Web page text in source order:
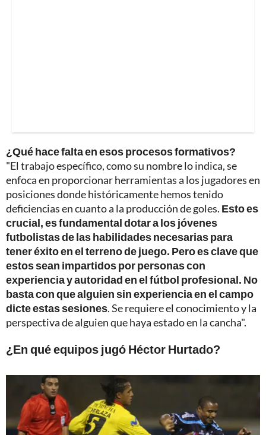
¿Qué hace falta en esos procesos formativos?
"El trabajo específico, como su nombre lo indica, se
enfoca en proporcionar herramientas a los jugadores en
posiciones donde históricamente hemos tenido
deficiencias en cuanto a la producción de goles. Esto es
crucial, es fundamental dotar a los jóvenes
futbolistas de las habilidades necesarias para
tener éxito en el terreno de juego. Pero es clave que
estos sean impartidos por personas con
experiencia y autoridad en el fútbol profesional. No
basta con que alguien sin experiencia en el campo
dicte estas sesiones. Se requiere el conocimiento y la
perspectiva de alguien que haya estado en la cancha".
¿En qué equipos jugó Héctor Hurtado?